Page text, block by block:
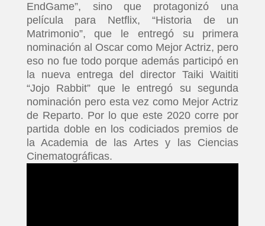
EndGame”, sino que protagonizó una
película para Netflix, “Historia de un
Matrimonio”, que le entregó su primera
nominación al Oscar como Mejor Actriz, pero
eso no fue todo porque además participó en
la nueva entrega del director Taiki Waititi
“Jojo Rabbit” que le entregó su segunda
nominación pero esta vez como Mejor Actriz
de Reparto. Por lo que este 2020 corre por
partida doble en los codiciados premios de
la Academia de las Artes y las Ciencias
Cinematográficas.